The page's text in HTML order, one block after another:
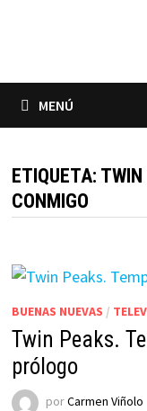
MENÚ
ETIQUETA: TWIN
CONMIGO
BUENAS NUEVAS /
Twin Peaks.
prólogo
porCarmen Viñolo